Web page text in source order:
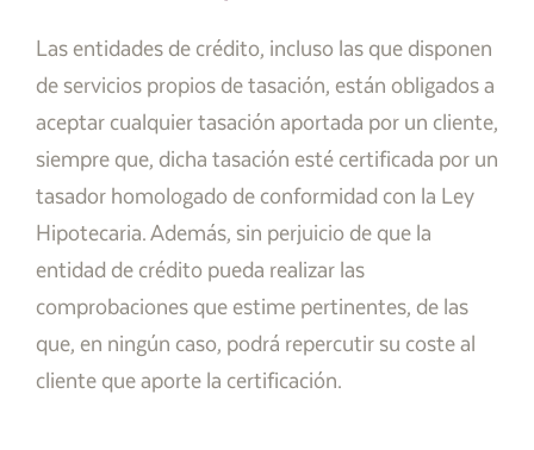
Las entidades de crédito, incluso las que disponen
de servicios propios de tasación, están obligados a
aceptar cualquier tasación aportada por un cliente,
siempre que, dicha tasación esté certificada por un
tasador homologado de conformidad con la Ley
Hipotecaria. Además, sin perjuicio de que la
entidad de crédito pueda realizar las
comprobaciones que estime pertinentes, de las
que, en ningún caso, podrá repercutir su coste al
cliente que aporte la certificación.